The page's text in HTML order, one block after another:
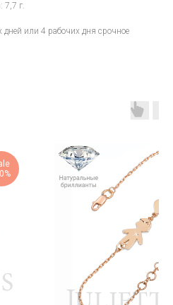
7,7 г.
или 4 рабочих дня срочное